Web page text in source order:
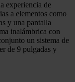
experiencia de
a elementos como
y una pantalla
inalámbrica con
un sistema de
de 9 pulgadas y